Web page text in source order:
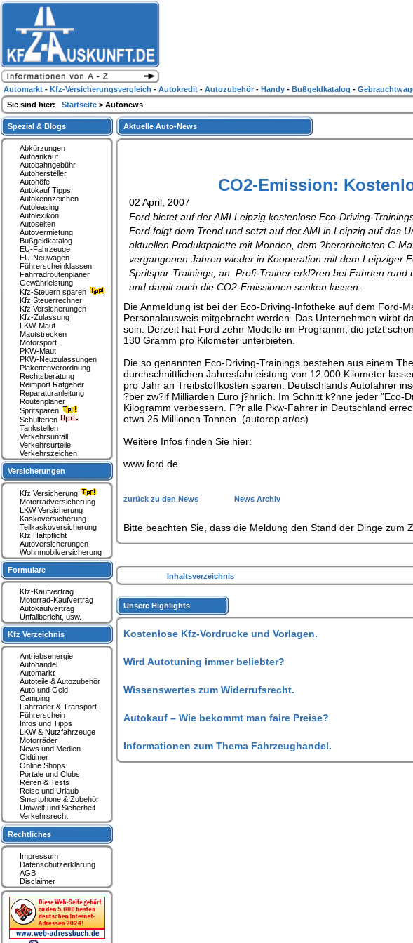
Aktuelle Auto-News
CO2-Emission:
02 April, 2007
Ford bietet auf der AMI Leipzig kostenlose Eco-Driving-
Ford folgt dem Trend und setzt auf der AMI in Leipzig auf das
aktuellen Produktpalette mit Mondeo, dem ?berarbeiteten C-
vergangenen Jahren wieder in Kooperation mit dem Leipziger
Spritspar-Trainings, an. Profi-Trainer erkl?ren bei Fahrten
und damit auch die CO2-Emissionen senken lassen.
Die Anmeldung ist bei der Eco-Driving-Infotheke auf dem Ford-
Personalausweis mitgebracht werden. Das Unternehmen wirbt
sein. Derzeit hat Ford zehn Modelle im Programm, die jetzt
130 Gramm pro Kilometer unterbieten.
Die so genannten Eco-Driving-Trainings bestehen aus einem
durchschnittlichen Jahresfahrleistung von 12 000 Kilometer
pro Jahr an Treibstoffkosten sparen. Deutschlands Autofahrer
?ber zw?lf Milliarden Euro j?hrlich. Im Schnitt k?nne jeder "Eco-
Kilogramm verbessern. F?r alle Pkw-Fahrer in Deutschland
etwa 25 Millionen Tonnen. (autorep.ar/os)
Weitere Infos finden Sie hier:
www.ford.de
zurück zu den News News Archiv
Bitte beachten Sie, dass die Meldung den Stand der Dinge zum
Inhaltsverzeichnis
Unsere Highlights
Kostenlose Kfz-Vordrucke und Vorlagen.
Wird Autotuning immer beliebter?
Wissenswertes zum Widerrufsrecht.
Autokauf – Wie bekommt man faire Preise?
Informationen zum Thema Fahrzeughandel.
Spezial & Blogs
Abkürzungen
Autoankauf
Autobahngebühr
Autohersteller
Autohöfe
Autokauf Tipps
Autokennzeichen
Autoleasing
Autolexikon
Autoseiten
Autovermietung
Bußgeldkatalog
EU-Fahrzeuge
EU-Neuwagen
Führerscheinklassen
Fahrradroutenplaner
Gewährleistung
Kfz-Steuern sparen
Kfz Steuerrechner
Kfz Versicherungen
Kfz-Zulassung
LKW-Maut
Mautstrecken
Motorsport
PKW-Maut
PKW-Neuzulassungen
Plakettenverordnung
Rechtsberatung
Reimport Ratgeber
Reparaturanleitung
Routenplaner
Spritsparen
Schulferien
Tankstellen
Verkehrsunfall
Verkehrsurteile
Verkehrszeichen
Versicherungen
Kfz Versicherung
Motorradversicherung
LKW Versicherung
Kaskoversicherung
Teilkaskoversicherung
Kfz Haftpflicht
Autoversicherungen
Wohnmobilversicherung
Formulare
Kfz-Kaufvertrag
Motorrad-Kaufvertrag
Autokaufvertrag
Unfallbericht, usw.
Kfz Verzeichnis
Antriebsenergie
Autohandel
Automarkt
Autoteile & Autozubehör
Auto und Geld
Camping
Fahrräder & Transport
Führerschein
Infos und Tipps
LKW & Nutzfahrzeuge
Motorräder
News und Medien
Oldtimer
Online Shops
Portale und Clubs
Reifen & Tests
Reise und Urlaub
Smartphone & Zubehör
Umwelt und Sicherheit
Verkehrsrecht
Rechtliches
Impressum
Datenschutzerklärung
AGB
Disclaimer
Automarkt - Kfz-Versicherungsvergleich - Autokredit - Autozubehör - Handy - Bußgeldkatalog -
Sie sind hier: Startseite > Autonews